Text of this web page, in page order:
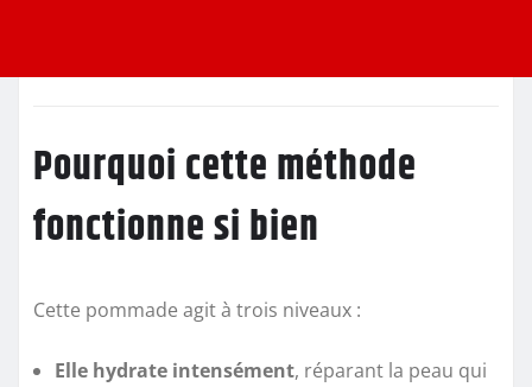
Pourquoi cette méthode
fonctionne si bien
Cette pommade agit à trois niveaux :
Elle hydrate intensément, réparant la peau qui